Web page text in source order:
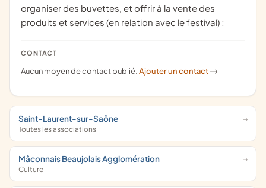
organiser des buvettes, et offrir à la vente des
produits et services (en relation avec le festival) ;
CONTACT
Aucun moyen de contact publié.Ajouter un contact ->
Saint-Laurent-sur-Saône
Toutes les associations
Mâconnais Beaujolais Agglomération
Culture